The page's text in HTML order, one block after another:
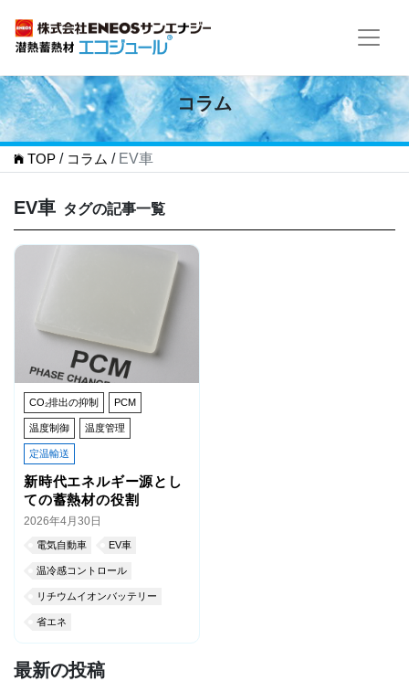
コラム
TOP / コラム / EV車
EV車 タグの記事一覧
CO₂排出の抑制 PCM
温度制御 温度管理
定温輸送
新時代エネルギー源とし
ての蓄熱材の役割
2026年4月30日
電気自動車 EV車
温冷感コントロール
リチウムイオンバッテリー
省エネ
最新の投稿